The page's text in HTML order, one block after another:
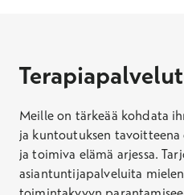
Terapiapalvelut
Meille on tärkeää kohdata
ja kuntoutuksen
ja toimiva elämä arjessa.
asiantuntijapalveluita